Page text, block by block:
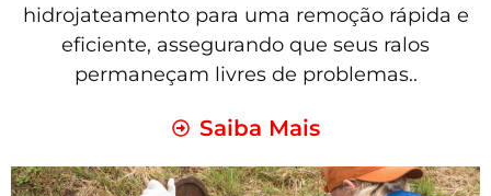
hidrojateamento para uma remoção rápida e
eficiente, assegurando que seus ralos
permaneçam livres de problemas..
Saiba Mais